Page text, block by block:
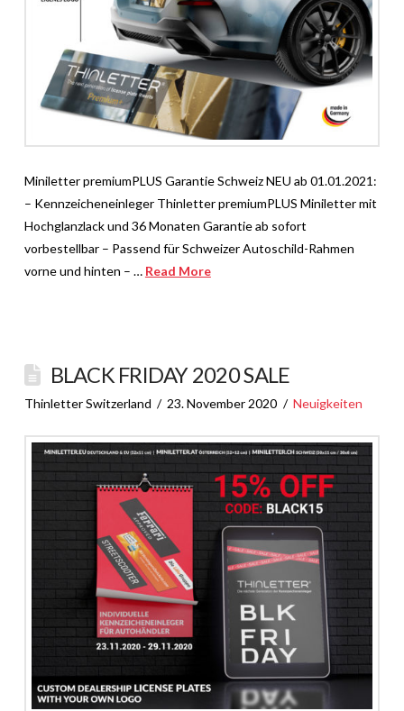
Miniletter premiumPLUS Garantie Schweiz NEU ab 01.01.2021:
– Kennzeicheneinleger Thinletter premiumPLUS Miniletter mit
Hochglanzlack und 36 Monaten Garantie ab sofort
vorbestellbar – Passend für Schweizer Autoschild-Rahmen
vorne und hinten – … Read More
BLACK FRIDAY 2020 SALE
Thinletter Switzerland 23. November 2020 Neuigkeiten